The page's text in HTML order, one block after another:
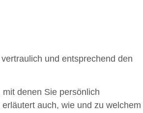
und entsprechend den
denen Sie persönlich
auch, wie und zu welchem